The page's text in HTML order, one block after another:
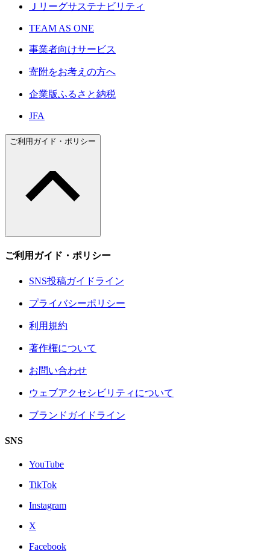
Ｊリーグサステナビリティ
TEAM AS ONE
事業者向けサービス
寄附をお考えの方へ
企業版ふるさと納税
JFA
ご利用ガイド・ポリシー
ご利用ガイド・ポリシー
SNS投稿ガイドライン
プライバシーポリシー
利用規約
著作権について
お問い合わせ
ウェブアクセシビリティについて
ブランドガイドライン
SNS
YouTube
TikTok
Instagram
X
Facebook